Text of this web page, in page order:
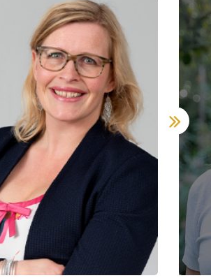
Plan kennismaking
Elja van Heteren
Utrecht
030-2270125|email
Plan kennismaking
Niki de Man
Arnhem
026-2022952
email
Plan kennismaking